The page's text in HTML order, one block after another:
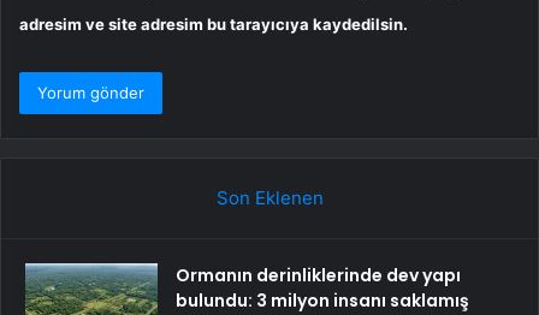
adresim ve site adresim bu tarayıcıya kaydedilsin.
Son Eklenen
Ormanın derinliklerinde dev yapı
bulundu: 3 milyon insanı saklamış